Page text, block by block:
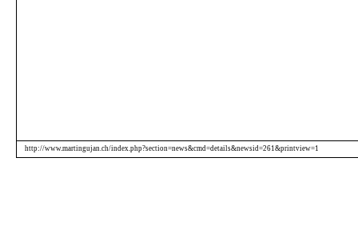
http://www.martingujan.ch/index.php?section=news&cmd=details&newsid=261&printview=1